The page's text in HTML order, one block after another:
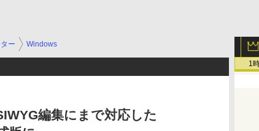
1
ー Windows
編集にまで対応した